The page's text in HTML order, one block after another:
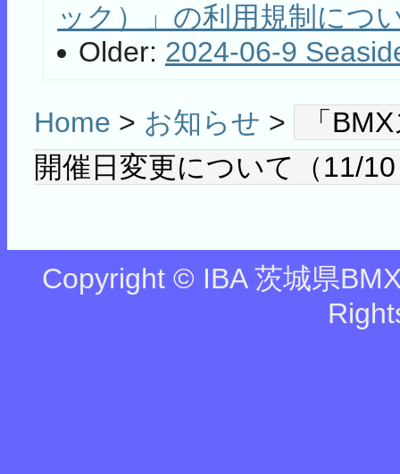
ック）」の利用規制につ
Older: 2024-06-9
Home > お知らせ >
「
開催日変更について（11/
Copyright © IBA 茨城県